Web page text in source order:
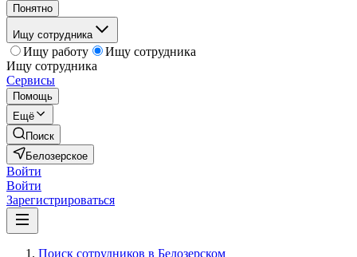
Понятно
Ищу сотрудника
Ищу работу
Ищу сотрудника
Ищу сотрудника
Сервисы
Помощь
Ещё
Поиск
Белозерское
Войти
Войти
Зарегистрироваться
Поиск сотрудников в Белозерском